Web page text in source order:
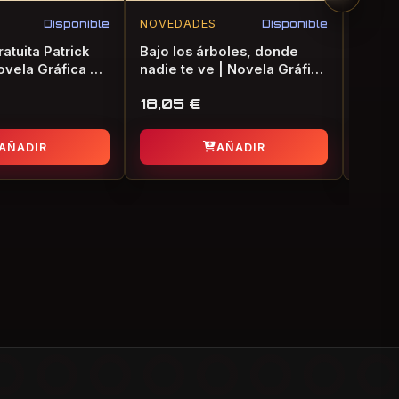
Disponible
Patrick
Gráfica de
NOVEDADES Disponible
Bajo los árboles, donde
nadie te ve | Novela Gráfica
18,05 €
AÑADIR